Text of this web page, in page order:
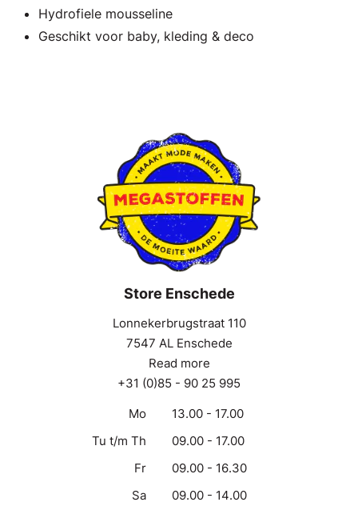
Hydrofiele mousseline
Geschikt voor baby, kleding & deco
Store Enschede
Lonnekerbrugstraat 110
7547 AL Enschede
Read more
+31 (0)85 - 90 25 995
Mo
13.00 - 17.00
Tu t/m Th
09.00 - 17.00
Fr
09.00 - 16.30
Sa
09.00 - 14.00